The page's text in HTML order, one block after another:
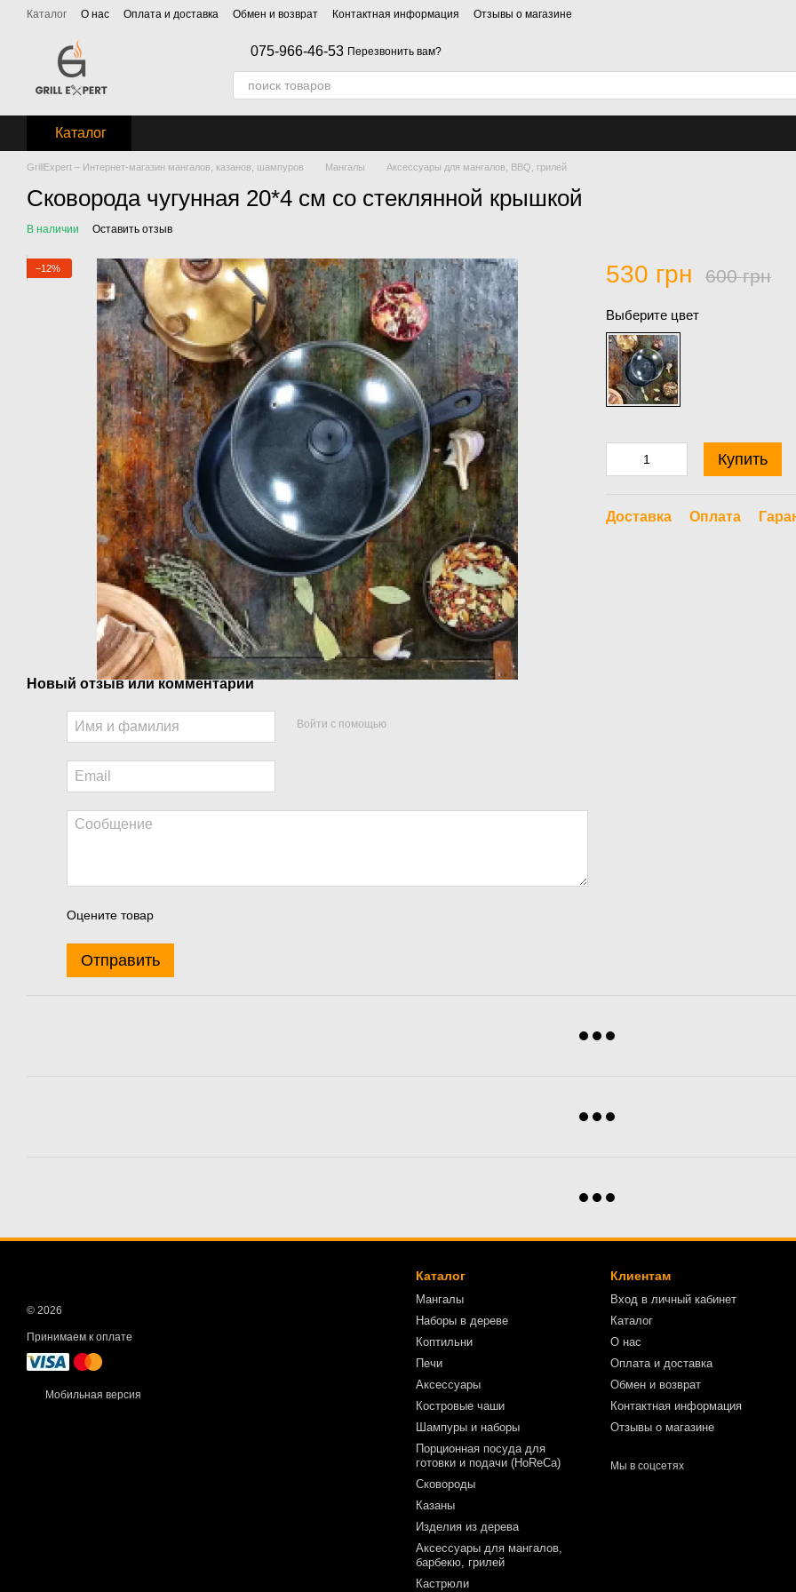
Перейти к основному контенту
Каталог О нас Оплата и доставка Обмен и возврат Контактная информация Отзывы о магазине
075-966-46-53 Перезвонить вам?
Каталог
GrillExpert – Интернет-магазин мангалов, казанов, шампуров Мангалы Аксессуары для мангалов, BBQ, грилей
Сковорода чугунная 20*4 см со стеклянной крышкой
В наличии Оставить отзыв
−12%
Новый отзыв или комментарий
Войти с помощью
Оцените товар
Отправить
530 грн 600 грн
Выберите цвет
Купить
Доставка Оплата
© 2026
Принимаем к оплате
Мобильная версия
Каталог
Мангалы
Наборы в дереве
Коптильни
Печи
Аксессуары
Костровые чаши
Шампуры и наборы
Порционная посуда для
готовки и подачи (HoReCa)
Сковороды
Казаны
Изделия из дерева
Аксессуары для мангалов,
барбекю, грилей
Кастрюли
Клиентам
Вход в личный кабинет
Каталог
О нас
Оплата и доставка
Обмен и возврат
Контактная информация
Отзывы о магазине
Мы в соцсетях